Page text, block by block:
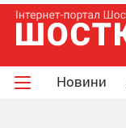
Новини